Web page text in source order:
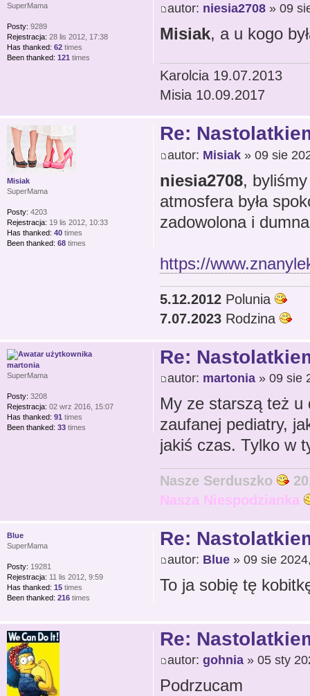
autor: niesia2708» 09
Misiak, a u kogo
Karolcia 19.07.2013
Misia 10.09.2017
SuperMama
Posty: 9289
Rejestracja: 28 lis 2012, 17:38
Has thanked: 62 times
Been thanked: 121 times
Re:
autor: Misiak» 09 sie
niesia2708,
atmosfera była
zadowolona i
https://
5.12.2012Polunia
7.07.2023Rodzina
Misiak
SuperMama
Posty: 4203
Rejestracja: 19 lis 2012, 10:33
Has thanked: 40 times
Been thanked: 68 times
Re:
autor: martonia» 09 sie
My ze starszą też u
zaufanej pediatry,
jakiś czas. Tylko w
Nasze Serduszko
Nasza Niespodzianka
martonia
SuperMama
Posty: 3208
Rejestracja: 02 wrz 2016, 15:07
Has thanked: 91 times
Been thanked: 33 times
Re:
autor: Blue» 09 sie
To ja sobię tę
Blue
SuperMama
Posty: 19281
Rejestracja: 11 lis 2012, 9:59
Has thanked: 15 times
Been thanked: 216 times
Re:
autor: gohnia» 05 sty
Podrzucam